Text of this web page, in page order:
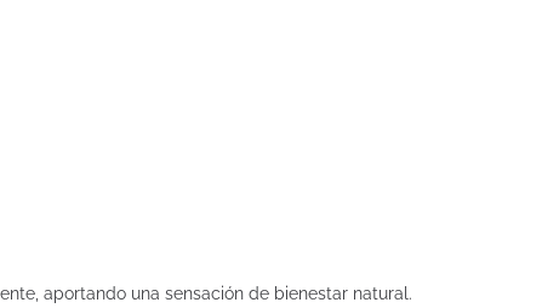
aportando una sensación de bienestar natural.